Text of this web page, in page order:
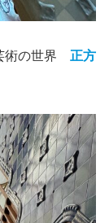
術の世界 正方